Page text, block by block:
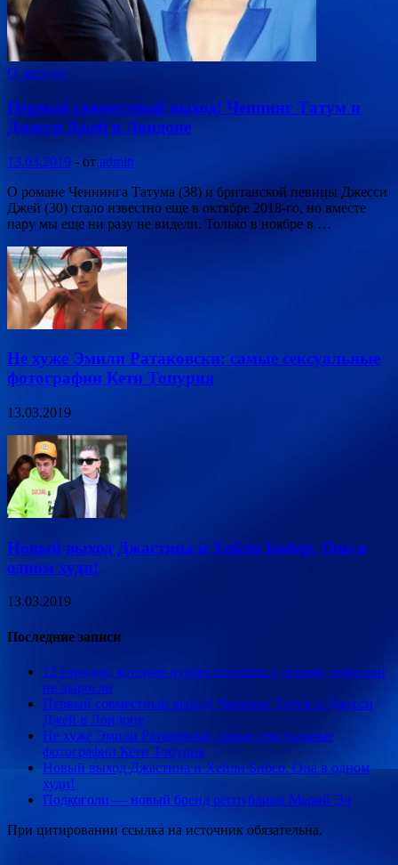
О звездах
Первый совместный выход! Ченнинг Татум и
Джесси Джей в Лондоне
13.03.2019 - от admin
О романе Ченнинга Татума (38) и британской певицы Джесси
Джей (30) стало известно еще в октябре 2018-го, но вместе
пару мы еще ни разу не видели. Только в ноябре в …
Не хуже Эмили Ратаковски: самые сексуальные
фотографии Кети Топурия
13.03.2019
Новый выход Джастина и Хейли Бибер. Она в
одном худи!
13.03.2019
Последние записи
12 городов, которые нужно посетить с детьми, пока они
не выросли
Первый совместный выход! Ченнинг Татум и Джесси
Джей в Лондоне
Не хуже Эмили Ратаковски: самые сексуальные
фотографии Кети Топурия
Новый выход Джастина и Хейли Бибер. Она в одном
худи!
Подкоголи — новый бренд республики Марий Эл
При цитировании ссылка на источник обязательна.